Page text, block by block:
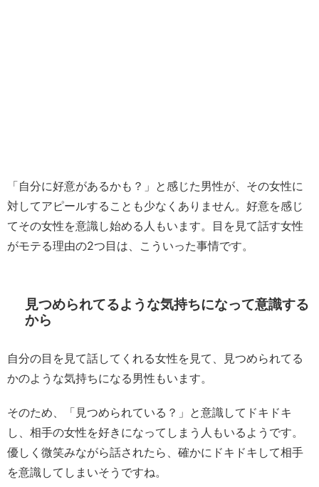
「自分に好意があるかも？」と感じた男性が、その女性に
対してアピールすることも少なくありません。好意を感じ
てその女性を意識し始める人もいます。目を見て話す女性
がモテる理由の2つ目は、こういった事情です。
見つめられてるような気持ちになって意識する
から
自分の目を見て話してくれる女性を見て、見つめられてる
かのような気持ちになる男性もいます。
そのため、「見つめられている？」と意識してドキドキ
し、相手の女性を好きになってしまう人もいるようです。
優しく微笑みながら話されたら、確かにドキドキして相手
を意識してしまいそうですね。